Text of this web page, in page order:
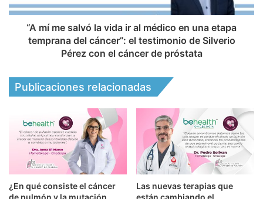
“A mí me salvó la vida ir al médico en una etapa
temprana del cáncer”: el testimonio de Silverio
Pérez con el cáncer de próstata
Publicaciones relacionadas
¿En qué consiste el cáncer
Las nuevas terapias que